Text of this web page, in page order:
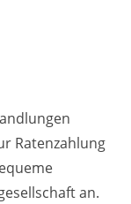
Ratenzahlung
an.